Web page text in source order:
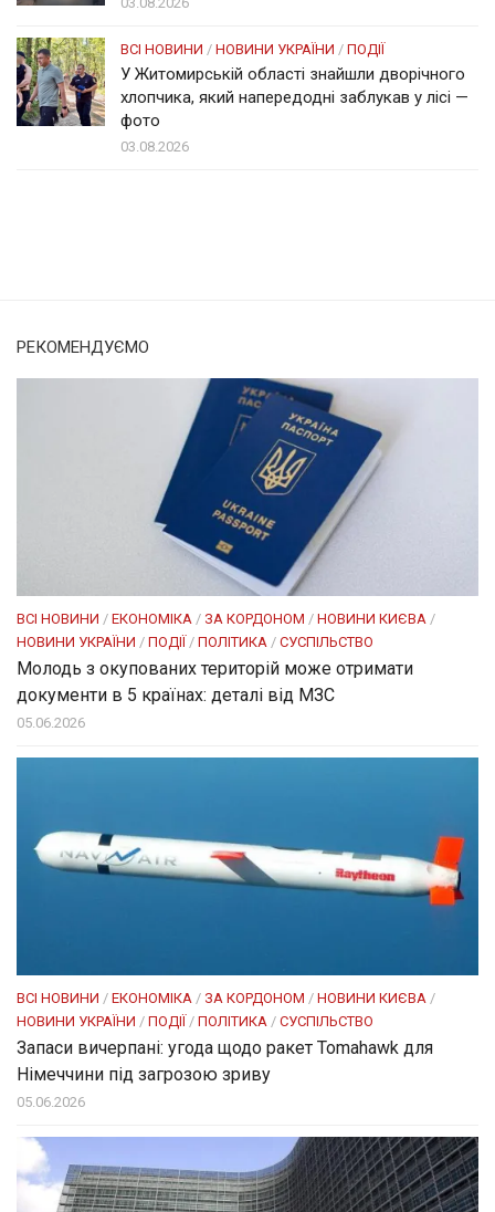
ВСІ НОВИНИ / НОВИНИ УКРАЇНИ / ПОДІЇ
У Житомирській області знайшли дворічного
хлопчика, який напередодні заблукав у лісі —
фото
03.08.2026
РЕКОМЕНДУЄМО
ВСІ НОВИНИ / ЕКОНОМІКА / ЗА КОРДОНОМ / НОВИНИ КИЄВА /
НОВИНИ УКРАЇНИ / ПОДІЇ / ПОЛІТИКА / СУСПІЛЬСТВО
Молодь з окупованих територій може отримати
документи в 5 країнах: деталі від МЗС
05.06.2026
ВСІ НОВИНИ / ЕКОНОМІКА / ЗА КОРДОНОМ / НОВИНИ КИЄВА /
НОВИНИ УКРАЇНИ / ПОДІЇ/ ПОЛІТИКА / СУСПІЛЬСТВО
Запаси вичерпані: угода щодо ракет Tomahawk для
Німеччини під загрозою зриву
05.06.2026